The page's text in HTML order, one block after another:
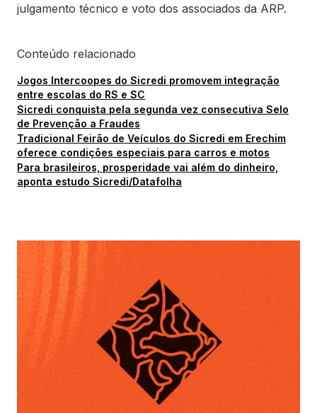
julgamento técnico e voto dos associados da ARP.
Conteúdo relacionado
Jogos Intercoopes do Sicredi promovem integração
entre escolas do RS e SC
Sicredi conquista pela segunda vez consecutiva Selo
de Prevenção a Fraudes
Tradicional Feirão de Veículos do Sicredi em Erechim
oferece condições especiais para carros e motos
Para brasileiros, prosperidade vai além do dinheiro,
aponta estudo Sicredi/Datafolha